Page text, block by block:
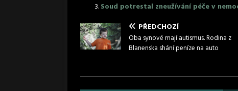
Soud potrestal zneužívání péče v
PŘEDCHOZÍ
Oba synové mají autismus. Rodina z
Blanenska shání peníze na auto